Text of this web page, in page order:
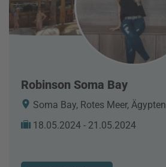
Robinson Soma Bay
Soma Bay, Rotes Meer, Ägypten
18.05.2024 - 21.05.2024